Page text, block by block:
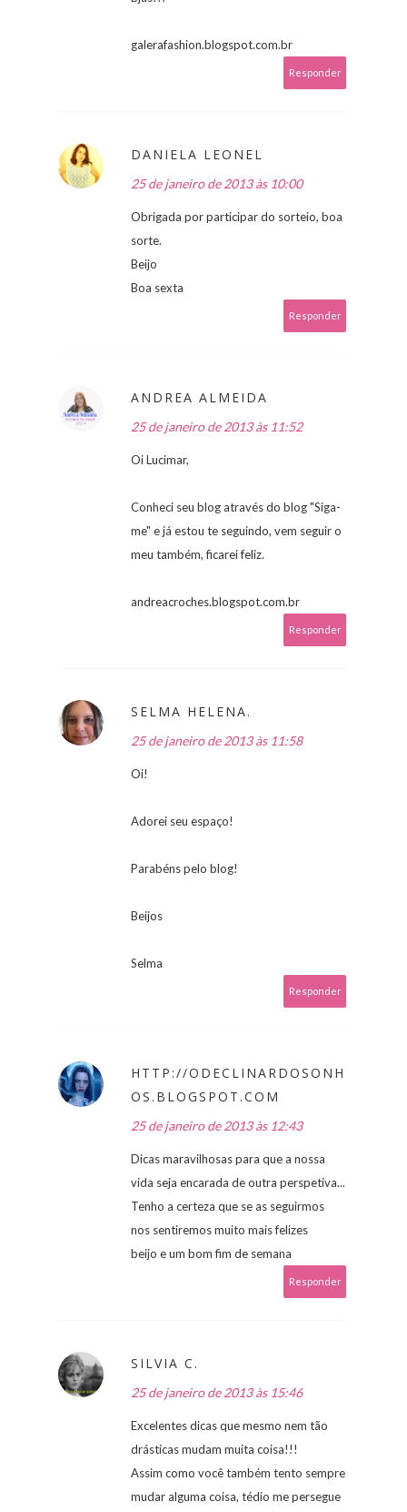
galerafashion.blogspot.com.br
Responder
DANIELA LEONEL
25 de janeiro de 2013 às 10:00
Obrigada por participar do sorteio, boa
sorte.
Beijo
Boa sexta
Responder
ANDREA ALMEIDA
25 de janeiro de 2013 às 11:52
Oi Lucimar,
Conheci seu blog através do blog "Siga-
me" e já estou te seguindo, vem seguir o
meu também, ficarei feliz.
andreacroches.blogspot.com.br
Responder
SELMA HELENA.
25 de janeiro de 2013 às 11:58
Oi!
Adorei seu espaço!
Parabéns pelo blog!
Beijos
Selma
Responder
HTTP://ODECLINARDOSONH
OS.BLOGSPOT.COM
25 de janeiro de 2013 às 12:43
Dicas maravilhosas para que a nossa
vida seja encarada de outra perspetiva...
Tenho a certeza que se as seguirmos
nos sentiremos muito mais felizes
beijo e um bom fim de semana
Responder
SILVIA C.
25 de janeiro de 2013 às 15:46
Excelentes dicas que mesmo nem tão
drásticas mudam muita coisa!!!
Assim como você também tento sempre
mudar alguma coisa, tédio me persegue